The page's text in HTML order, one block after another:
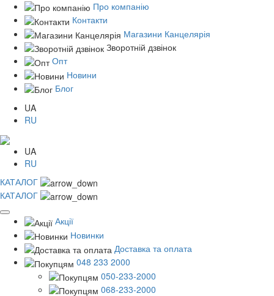
Про компанію
Контакти
Магазини Канцелярія
Зворотній дзвінок
Опт
Новини
Блог
UA
RU
UA
RU
КАТАЛОГ
КАТАЛОГ
Акції
Новинки
Доставка та оплата
048 233 2000
050-233-2000
068-233-2000